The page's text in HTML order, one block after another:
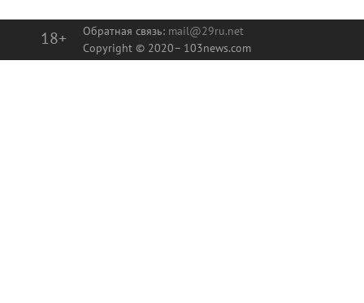
18+ Обратная связь: mail@29ru.net
Copyright © 2020– 103news.com